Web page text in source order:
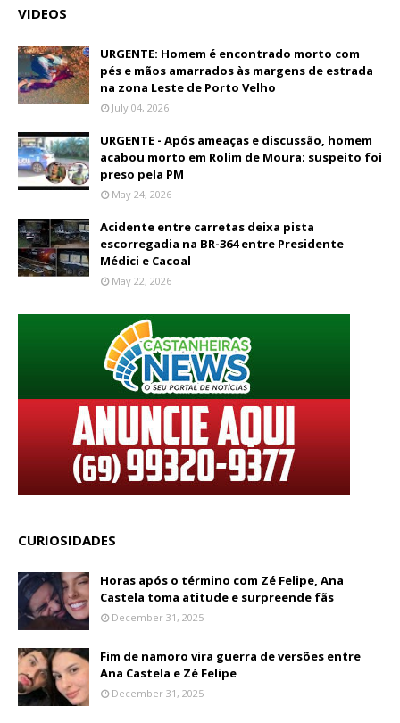
VIDEOS
URGENTE: Homem é encontrado morto com
pés e mãos amarrados às margens de estrada
na zona Leste de Porto Velho
July 04, 2026
URGENTE - Após ameaças e discussão, homem
acabou morto em Rolim de Moura; suspeito foi
preso pela PM
May 24, 2026
Acidente entre carretas deixa pista
escorregadia na BR-364 entre Presidente
Médici e Cacoal
May 22, 2026
CURIOSIDADES
Horas após o término com Zé Felipe, Ana
Castela toma atitude e surpreende fãs
December 31, 2025
Fim de namoro vira guerra de versões entre
Ana Castela e Zé Felipe
December 31, 2025